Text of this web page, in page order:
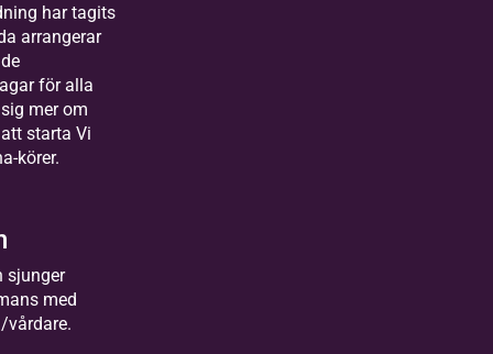
har tagits
arrangerar
för alla
mer om
starta Vi
körer.
sjunger
med
vårdare.